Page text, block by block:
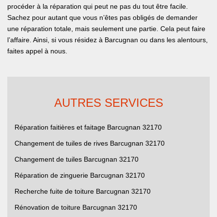
procéder à la réparation qui peut ne pas du tout être facile.
Sachez pour autant que vous n’êtes pas obligés de demander
une réparation totale, mais seulement une partie. Cela peut faire
l’affaire. Ainsi, si vous résidez à Barcugnan ou dans les alentours,
faites appel à nous.
AUTRES SERVICES
Réparation faitières et faitage Barcugnan 32170
Changement de tuiles de rives Barcugnan 32170
Changement de tuiles Barcugnan 32170
Réparation de zinguerie Barcugnan 32170
Recherche fuite de toiture Barcugnan 32170
Rénovation de toiture Barcugnan 32170